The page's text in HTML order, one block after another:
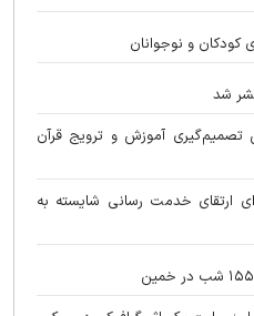
کودکان و نوجوانان
تصمیم‌گیری آموزش و ترویج قرآن
ارتقای خدمت رسانی شایسته به